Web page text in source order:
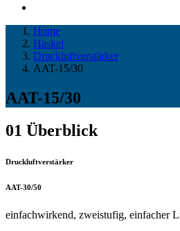
Home
Haskel
Druckluftverstärker
AAT-15/30
AAT-15/30
01 Überblick
Druckluftverstärker
AAT-30/50
einfachwirkend, zweistufig, einfacher